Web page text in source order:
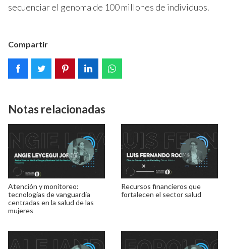
secuenciar el genoma de 100 millones de individuos.
Compartir
Notas relacionadas
Atención y monitoreo:
tecnologías de vanguardia
centradas en la salud de las
mujeres
Recursos financieros que
fortalecen el sector salud